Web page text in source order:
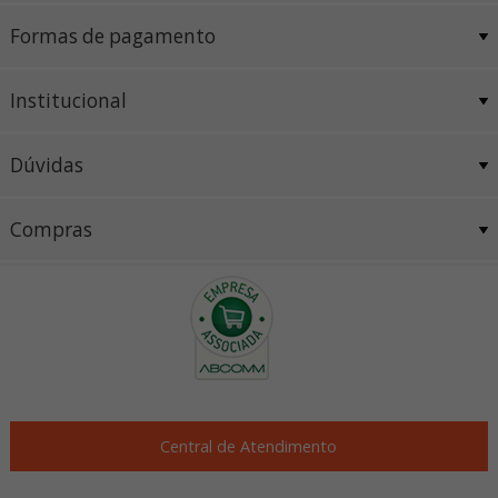
Formas de pagamento
Institucional
Dúvidas
Compras
Central de Atendimento